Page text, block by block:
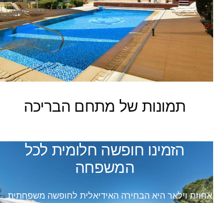
תמונות של מתחם הבריכה
הזמינו חופשה חלומית לכל
המשפחה
אחוזת וילאר היא הבחירה האידיאלית לחופשה משפחתית